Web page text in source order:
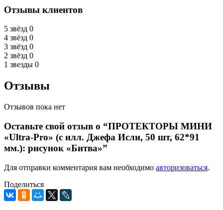
Отзывы клиентов
5 звёзд 0
4 звёзд 0
3 звёзд 0
2 звёзд 0
1 звезды 0
Отзывы
Отзывов пока нет
Оставьте свой отзыв о “ПРОТЕКТОРЫ МИНИ
«Ultra-Pro» (с илл. Джефа Исли, 50 шт, 62*91
мм.): рисунок «Битва»”
Для отправки комментария вам необходимо авторизоваться.
Поделиться